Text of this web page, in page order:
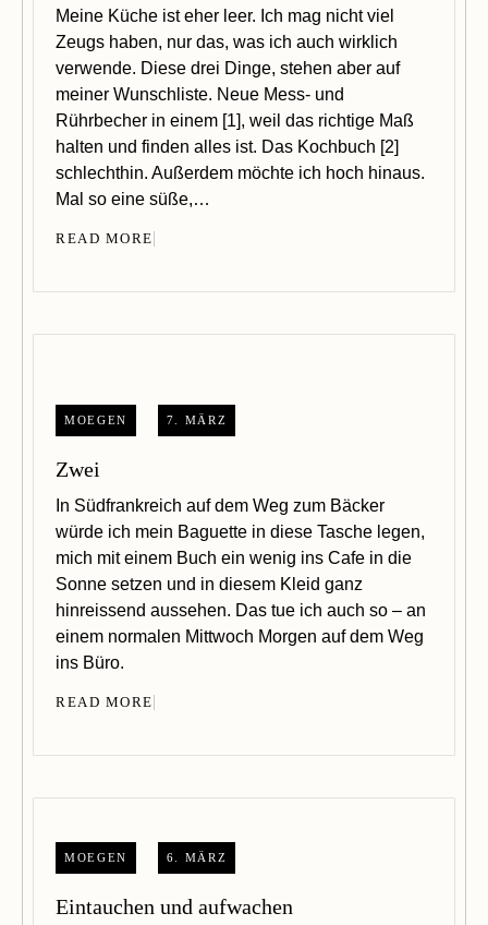
Meine Küche ist eher leer. Ich mag nicht viel
Zeugs haben, nur das, was ich auch wirklich
verwende. Diese drei Dinge, stehen aber auf
meiner Wunschliste. Neue Mess- und
Rührbecher in einem [1], weil das richtige Maß
halten und finden alles ist. Das Kochbuch [2]
schlechthin. Außerdem möchte ich hoch hinaus.
Mal so eine süße,…
READ MORE
7. MÄRZ
MOEGEN
Zwei
In Südfrankreich auf dem Weg zum Bäcker
würde ich mein Baguette in diese Tasche legen,
mich mit einem Buch ein wenig ins Cafe in die
Sonne setzen und in diesem Kleid ganz
hinreissend aussehen. Das tue ich auch so – an
einem normalen Mittwoch Morgen auf dem Weg
ins Büro.
READ MORE
6. MÄRZ
MOEGEN
Eintauchen und aufwachen